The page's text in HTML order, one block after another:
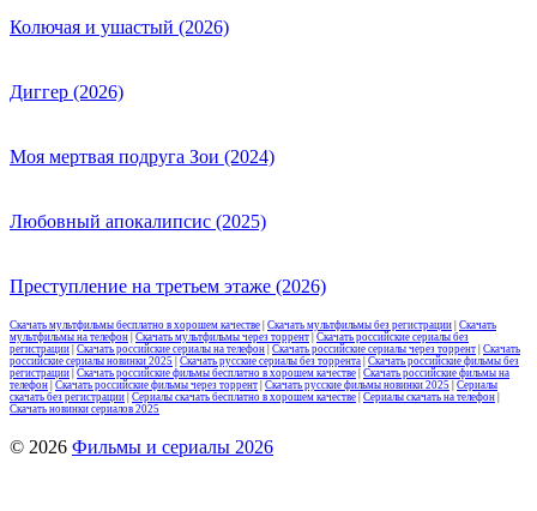
Колючая и ушастый (2026)
Диггер (2026)
Моя мертвая подруга Зои (2024)
Любовный апокалипсис (2025)
Преступление на третьем этаже (2026)
Скачать мультфильмы бесплатно в хорошем качестве Скачать мультфильмы без регистрации Скачать
мультфильмы на телефон Скачать мультфильмы через торрент Скачать российские сериалы без
регистрации Скачать российские сериалы на телефон Скачать российские сериалы через торрент Скачать
российские сериалы новинки 2025
Скачать русские сериалы без торрента Скачать российские фильмы без
регистрации Скачать российские фильмы бесплатно в хорошем качестве Скачать российские фильмы на
телефон Скачать российские фильмы через торрент Скачать русские фильмы новинки 2025
Сериалы
скачать без регистрации Сериалы скачать бесплатно в хорошем качестве Сериалы скачать на телефон
Скачать новинки сериалов 2025
© 2026 Фильмы и сериалы 2026